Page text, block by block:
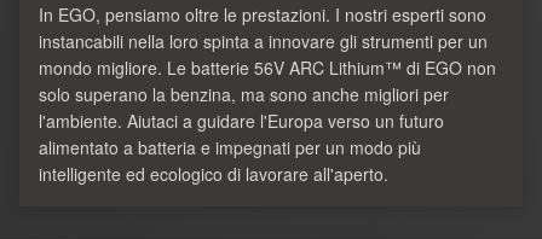
In EGO, pensiamo oltre le prestazioni. I nostri esperti sono
instancabili nella loro spinta a innovare gli strumenti per un
mondo migliore. Le batterie 56V ARC Lithium™ di EGO non
solo superano la benzina, ma sono anche migliori per
l'ambiente. Aiutaci a guidare l'Europa verso un futuro
alimentato a batteria e impegnati per un modo più
intelligente ed ecologico di lavorare all'aperto.